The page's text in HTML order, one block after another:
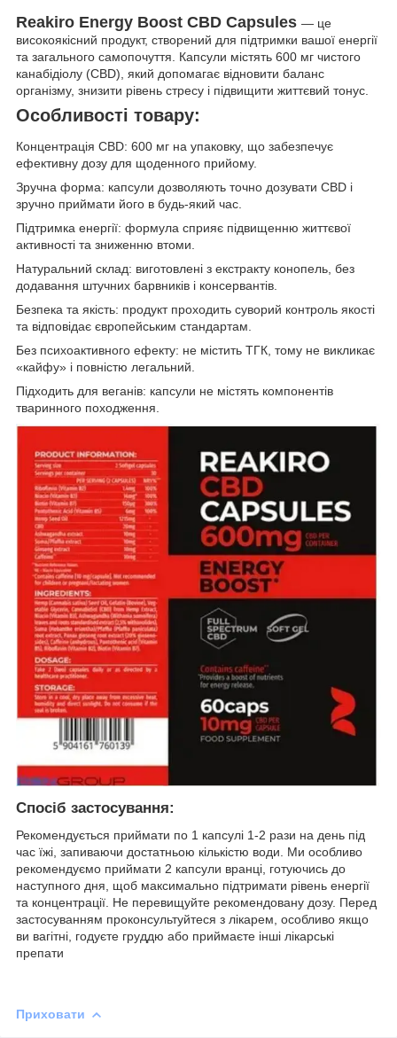
Reakiro Energy Boost CBD Capsules — це
високоякісний продукт, створений для підтримки вашої енергії
та загального самопочуття. Капсули містять 600 мг чистого
канабідіолу (CBD), який допомагає відновити баланс
організму, знизити рівень стресу і підвищити життєвий тонус.
Особливості товару:
Концентрація CBD: 600 мг на упаковку, що забезпечує
ефективну дозу для щоденного прийому.
Зручна форма: капсули дозволяють точно дозувати CBD і
зручно приймати його в будь-який час.
Підтримка енергії: формула сприяє підвищенню життєвої
активності та зниженню втоми.
Натуральний склад: виготовлені з екстракту конопель, без
додавання штучних барвників і консервантів.
Безпека та якість: продукт проходить суворий контроль якості
та відповідає європейським стандартам.
Без психоактивного ефекту: не містить ТГК, тому не викликає
«кайфу» і повністю легальний.
Підходить для веганів: капсули не містять компонентів
тваринного походження.
Спосіб застосування:
Рекомендується приймати по 1 капсулі 1-2 рази на день під
час їжі, запиваючи достатньою кількістю води. Ми особливо
рекомендуємо приймати 2 капсули вранці, готуючись до
наступного дня, щоб максимально підтримати рівень енергії
та концентрації. Не перевищуйте рекомендовану дозу. Перед
застосуванням проконсультуйтеся з лікарем, особливо якщо
ви вагітні, годуєте груддю або приймаєте інші лікарські
препати
Приховати